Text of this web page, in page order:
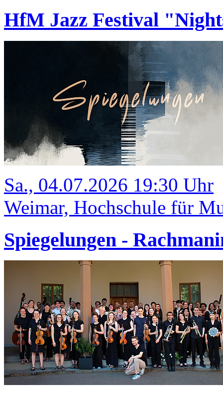
HfM Jazz Festival
Sa., 04.07.2026 19:30 Uhr
Weimar, Hochschule für
Spiegelungen -